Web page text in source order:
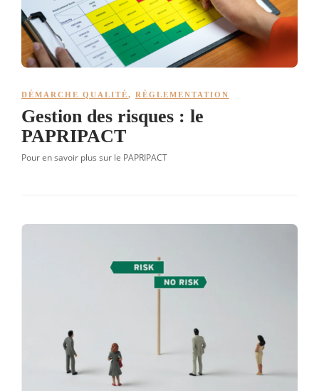
DÉMARCHE QUALITÉ, RÈGLEMENTATION
Gestion des risques : le
PAPRIPACT
Pour en savoir plus sur le PAPRIPACT